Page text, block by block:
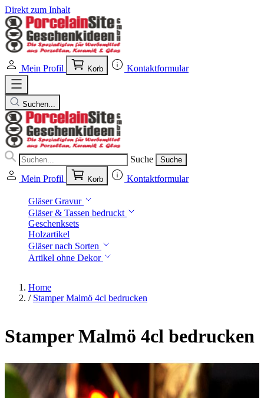
Direkt zum Inhalt
Mein Profil Korb Kontaktformular
Suchen...
Suche Suche
Mein Profil Korb Kontaktformular
Gläser Gravur
Gläser & Tassen bedruckt
Geschenksets
Holzartikel
Gläser nach Sorten
Artikel ohne Dekor
Home
/ Stamper Malmö 4cl bedrucken
Stamper Malmö 4cl bedrucken